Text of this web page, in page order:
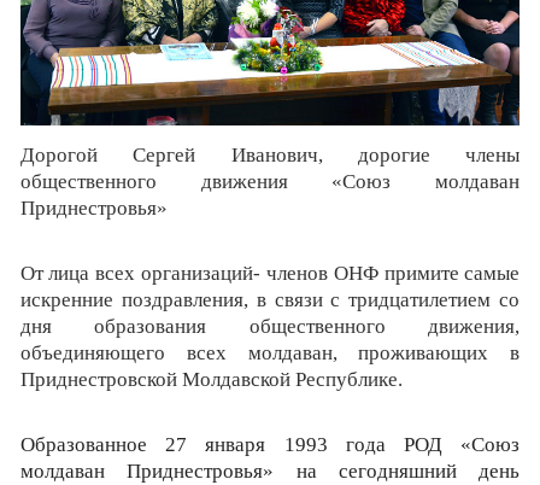
Дорогой Сергей Иванович, дорогие члены
общественного движения «Союз молдаван
Приднестровья»
От лица всех организаций- членов ОНФ примите самые
искренние поздравления, в связи с тридцатилетием со
дня образования общественного движения,
объединяющего всех молдаван, проживающих в
Приднестровской Молдавской Республике.
Образованное 27 января 1993 года РОД «Союз
молдаван Приднестровья» на сегодняшний день